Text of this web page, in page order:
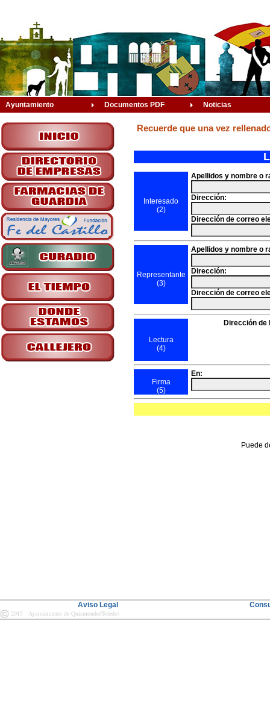
Ayuntamiento Documentos PDF Noticias
Recuerde que una vez
Aviso Legal
2015 - Ayuntamiento de Quismondo(Toledo)